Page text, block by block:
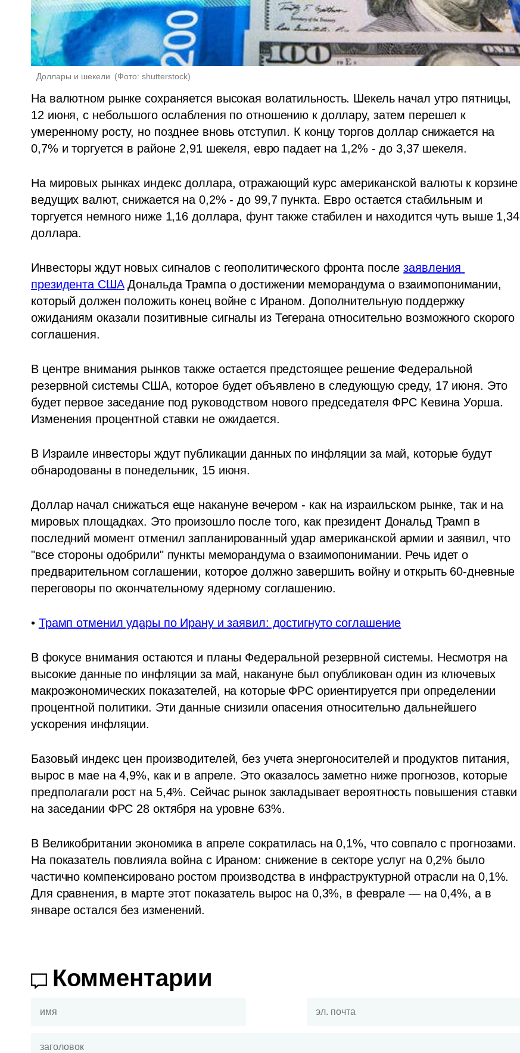
Доллары и шекели (Фото: shutterstock)
На валютном рынке сохраняется высокая волатильность. Шекель начал утро пятницы,
12 июня, с небольшого ослабления по отношению к доллару, затем перешел к
умеренному росту, но позднее вновь отступил. К концу торгов доллар снижается на
0,7% и торгуется в районе 2,91 шекеля, евро падает на 1,2% - до 3,37 шекеля.
На мировых рынках индекс доллара, отражающий курс американской валюты к корзине
ведущих валют, снижается на 0,2% - до 99,7 пункта. Евро остается стабильным и
торгуется немного ниже 1,16 доллара, фунт также стабилен и находится чуть выше 1,34
доллара.
Инвесторы ждут новых сигналов с геополитического фронта после заявления
президента США Дональда Трампа о достижении меморандума о взаимопонимании,
который должен положить конец войне с Ираном. Дополнительную поддержку
ожиданиям оказали позитивные сигналы из Тегерана относительно возможного скорого
соглашения.
В центре внимания рынков также остается предстоящее решение Федеральной
резервной системы США, которое будет объявлено в следующую среду, 17 июня. Это
будет первое заседание под руководством нового председателя ФРС Кевина Уорша.
Изменения процентной ставки не ожидается.
В Израиле инвесторы ждут публикации данных по инфляции за май, которые будут
обнародованы в понедельник, 15 июня.
Доллар начал снижаться еще накануне вечером - как на израильском рынке, так и на
мировых площадках. Это произошло после того, как президент Дональд Трамп в
последний момент отменил запланированный удар американской армии и заявил, что
"все стороны одобрили" пункты меморандума о взаимопонимании. Речь идет о
предварительном соглашении, которое должно завершить войну и открыть 60-дневные
переговоры по окончательному ядерному соглашению.
• Трамп отменил удары по Ирану и заявил: достигнуто соглашение
В фокусе внимания остаются и планы Федеральной резервной системы. Несмотря на
высокие данные по инфляции за май, накануне был опубликован один из ключевых
макроэкономических показателей, на которые ФРС ориентируется при определении
процентной политики. Эти данные снизили опасения относительно дальнейшего
ускорения инфляции.
Базовый индекс цен производителей, без учета энергоносителей и продуктов питания,
вырос в мае на 4,9%, как и в апреле. Это оказалось заметно ниже прогнозов, которые
предполагали рост на 5,4%. Сейчас рынок закладывает вероятность повышения ставки
на заседании ФРС 28 октября на уровне 63%.
В Великобритании экономика в апреле сократилась на 0,1%, что совпало с прогнозами.
На показатель повлияла война с Ираном: снижение в секторе услуг на 0,2% было
частично компенсировано ростом производства в инфраструктурной отрасли на 0,1%.
Для сравнения, в марте этот показатель вырос на 0,3%, в феврале — на 0,4%, а в
январе остался без изменений.
Комментарии